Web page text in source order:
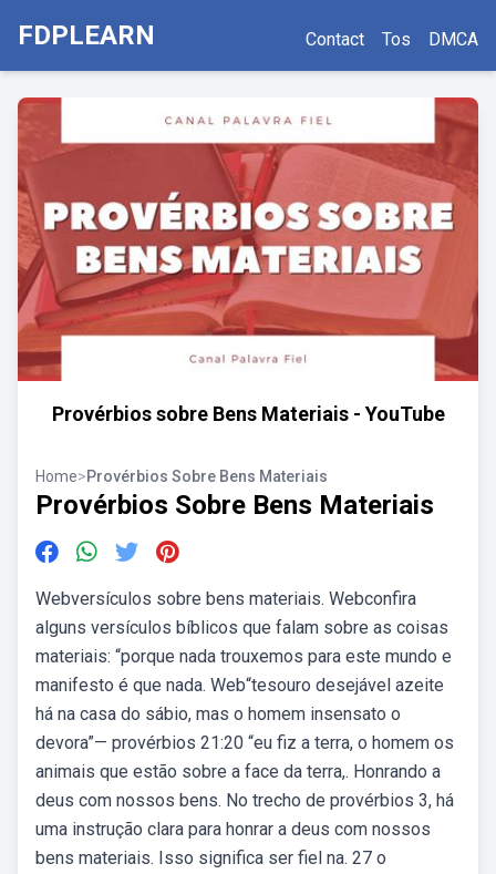
FDPLEARN Contact Tos DMCA
Provérbios sobre Bens Materiais - YouTube
Home>Provérbios Sobre Bens Materiais
Provérbios Sobre Bens Materiais
Webversículos sobre bens materiais. Webconfira
alguns versículos bíblicos que falam sobre as coisas
materiais: “porque nada trouxemos para este mundo e
manifesto é que nada. Web“tesouro desejável azeite
há na casa do sábio, mas o homem insensato o
devora”— provérbios 21:20 “eu fiz a terra, o homem os
animais que estão sobre a face da terra,. Honrando a
deus com nossos bens. No trecho de provérbios 3, há
uma instrução clara para honrar a deus com nossos
bens materiais. Isso significa ser fiel na. 27 o